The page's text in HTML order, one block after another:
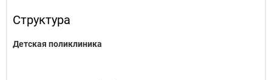
Структура
Детская поликлиника